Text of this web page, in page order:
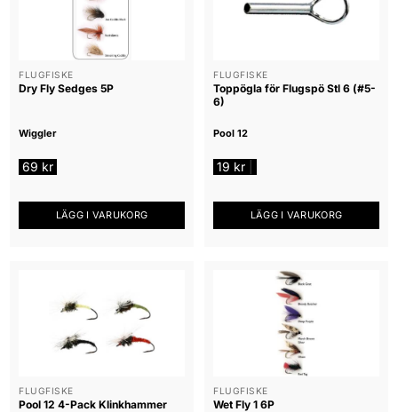
FLUGFISKE
Dry Fly Sedges 5P
Wiggler
69 kr
LÄGG I VARUKORG
FLUGFISKE
Toppögla för Flugspö Stl 6 (#5-
6)
Pool 12
19 kr
LÄGG I VARUKORG
FLUGFISKE
Pool 12 4-Pack Klinkhammer
FLUGFISKE
Wet Fly 1 6P